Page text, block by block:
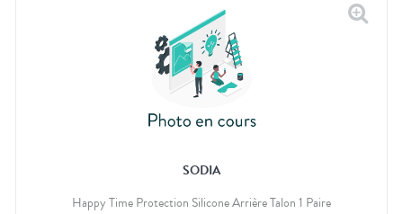
SODIA
Happy Time Protection Silicone Arrière Talon 1 Paire